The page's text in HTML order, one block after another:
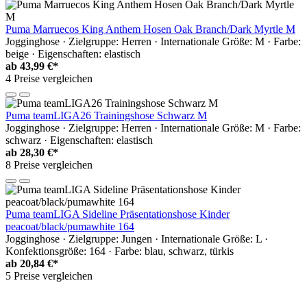
Puma Marruecos King Anthem Hosen Oak Branch/Dark Myrtle M
Jogginghose · Zielgruppe: Herren · Internationale Größe: M · Farbe:
beige · Eigenschaften: elastisch
ab 43,99 €*
4 Preise vergleichen
Puma teamLIGA26 Trainingshose Schwarz M
Jogginghose · Zielgruppe: Herren · Internationale Größe: M · Farbe:
schwarz · Eigenschaften: elastisch
ab 28,30 €*
8 Preise vergleichen
Puma teamLIGA Sideline Präsentationshose Kinder
peacoat/black/pumawhite 164
Jogginghose · Zielgruppe: Jungen · Internationale Größe: L ·
Konfektionsgröße: 164 · Farbe: blau, schwarz, türkis
ab 20,84 €*
5 Preise vergleichen